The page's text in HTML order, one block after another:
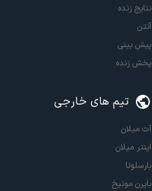
نتایج زنده
آنتن
پیش بینی
پخش زنده
تیم های خارجی
آث میلان
اینتر میلان
بارسلونا
بایرن مونیخ